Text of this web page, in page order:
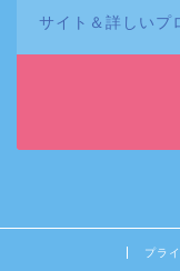
サイト＆詳しいプ
プラ